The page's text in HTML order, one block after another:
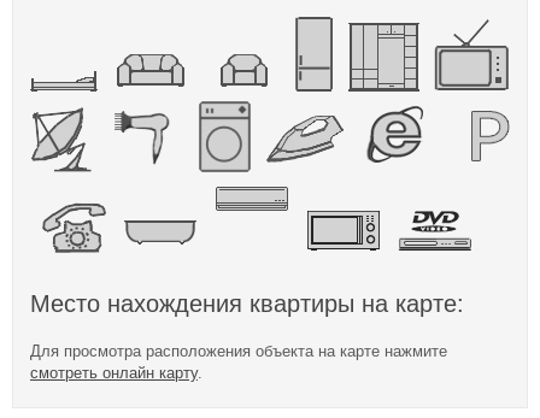
Место нахождения квартиры на карте:
Для просмотра расположения объекта на карте нажмите
смотреть онлайн карту.